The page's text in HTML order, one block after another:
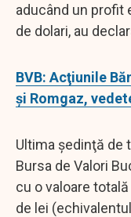
aducând un profit
de dolari, au
BVB: Acţiunile
şi Romgaz,
Ultima şedinţă de
Bursa de Valori
cu o valoare
de lei